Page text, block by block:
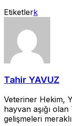
Etiketlerk
Tahir YAVUZ
Veteriner Hekim,
hayvan aşığı
gelişmeleri